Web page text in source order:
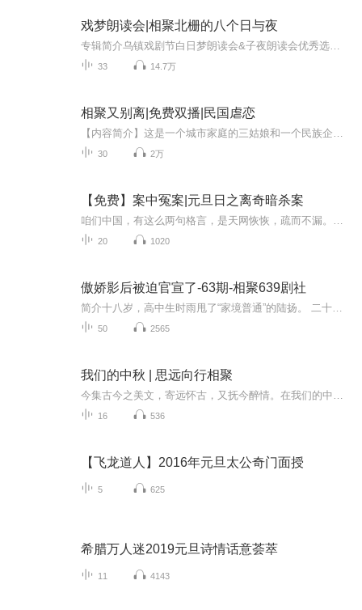
戏梦朗读会|相聚北栅的八个日与夜
33 14.7万
相聚又别离|免费双播|民国虐恋
30 2万
【免费】案中冤案|元旦日之离奇暗杀案
20 1020
傲娇影后被迫官宣了-63期-相聚639剧社
50 2565
我们的中秋 | 思远向行相聚
16 536
【飞龙道人】2016年元旦太公奇门面授
5 625
希腊万人迷2019元旦诗情话意荟萃
11 4143